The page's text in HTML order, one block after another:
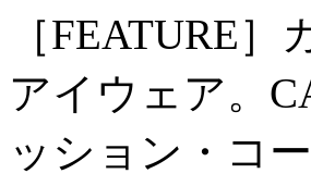
［FEATURE
アイウェア。
ッション・コ